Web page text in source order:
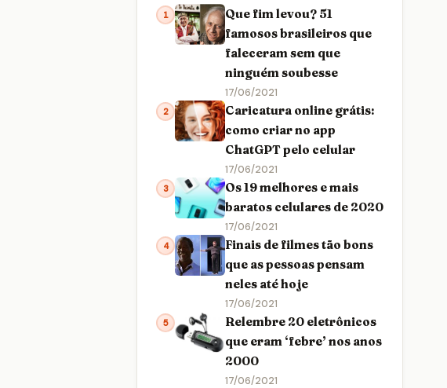
1
Que fim levou? 51
famosos brasileiros que
faleceram sem que
ninguém soubesse
17/06/2021
2
Caricatura online grátis:
como criar no app
ChatGPT pelo celular
17/06/2021
3
Os 19 melhores e mais
baratos celulares de 2020
17/06/2021
4
Finais de filmes tão bons
que as pessoas pensam
neles até hoje
17/06/2021
5
Relembre 20 eletrônicos
que eram ‘febre’ nos anos
2000
17/06/2021